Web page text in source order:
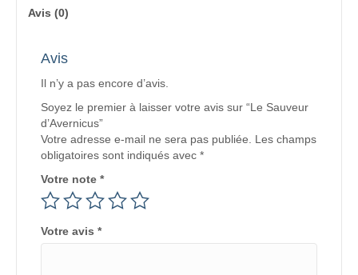
Avis (0)
Avis
Il n’y a pas encore d’avis.
Soyez le premier à laisser votre avis sur “Le Sauveur
d’Avernicus”
Votre adresse e-mail ne sera pas publiée.
Les champs
obligatoires sont indiqués avec *
Votre note *
Votre avis *